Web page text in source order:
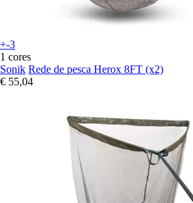
+-3
1 cores
Sonik Rede de pesca Herox 8FT (x2)
€ 55,04